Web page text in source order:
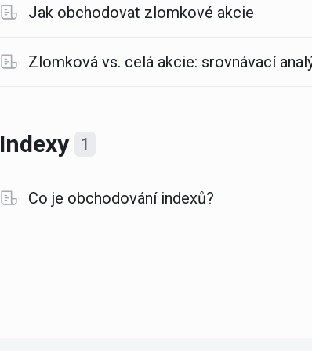
Jak obchodovat zlomkové akcie
Zlomková vs. celá akcie: srovnávací
Indexy 1
Co je obchodování indexů?